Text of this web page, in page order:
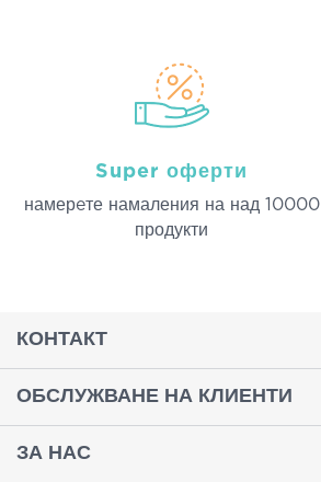
Super оферти
намерeте намаления на над 10000
продукти
КОНТАКТ
ОБСЛУЖВАНЕ НА КЛИЕНТИ
ЗА НАС